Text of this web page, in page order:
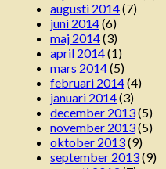
augusti 2014(7)
juni 2014(6)
maj 2014(3)
april 2014(1)
mars 2014(5)
februari 2014(4)
januari 2014(3)
december 2013(5)
november 2013(5)
oktober 2013(9)
september 2013(9)